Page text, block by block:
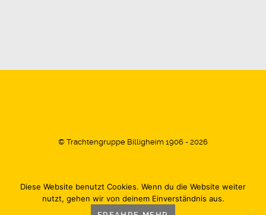
© Trachtengruppe Billigheim 1906 - 2026
Impressum Datenschutz Kontakt
Diese Website benutzt Cookies. Wenn du die Website weiter
nutzt, gehen wir von deinem Einverständnis aus.